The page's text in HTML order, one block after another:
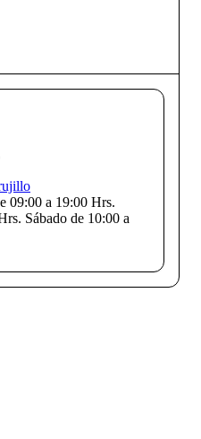
09:00 a 19:00 Hrs.
Sábado de 10:00 a